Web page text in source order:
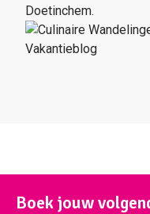
Doetinchem.
Boek jouw